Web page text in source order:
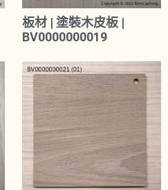
板材 | 塗裝木皮板 |
BV0000000019